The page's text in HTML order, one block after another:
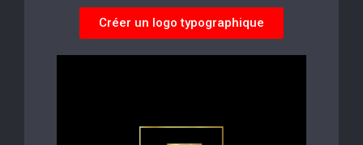
Créer un logo typographique